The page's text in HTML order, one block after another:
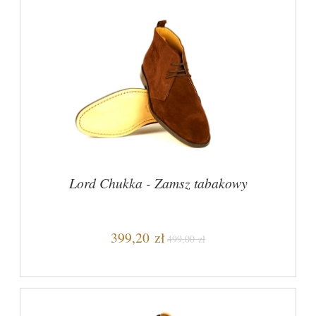
Lord Chukka - Zamsz tabakowy
399,20 zł 499,00 zł